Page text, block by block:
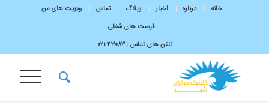
خانه درباره اخبار وبلاگ تماس
ویزیت های من
فرصت های شغلی
تلفن های تماس :43083-۰۲۱